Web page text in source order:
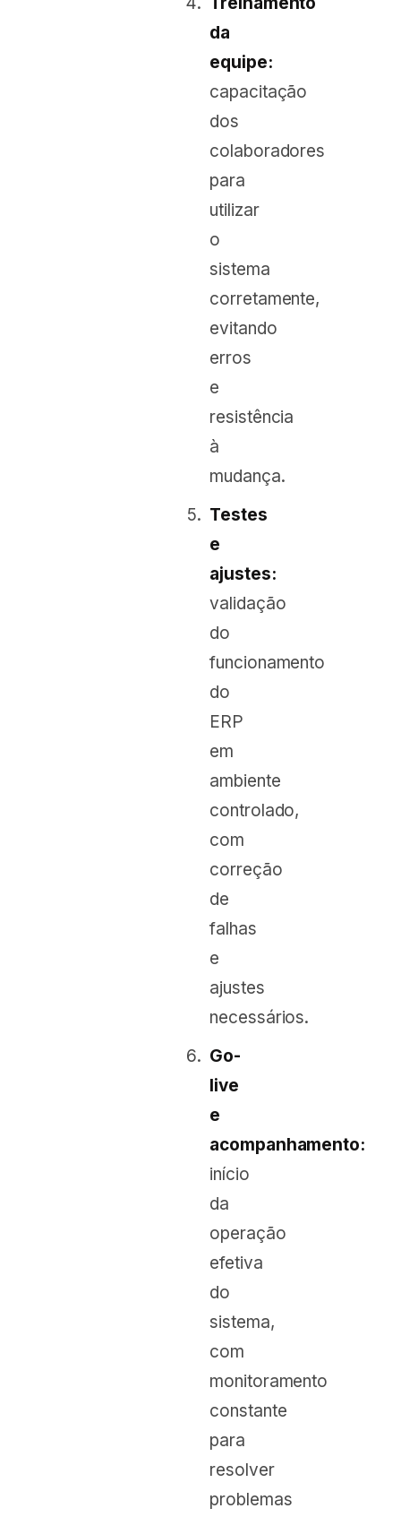
da
equipe:
capacitação
dos
colaboradores
para
utilizar
o
sistema
corretamente,
evitando
erros
e
resistência
à
mudança.
Testes
e
ajustes:
validação
do
funcionamento
do
ERP
em
ambiente
controlado,
com
correção
de
falhas
e
ajustes
necessários.
Go-
live
e
acompanhamento:
início
da
operação
efetiva
do
sistema,
com
monitoramento
constante
para
resolver
problemas